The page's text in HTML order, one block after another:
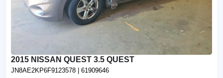
2015 NISSAN QUEST 3.5 QUEST
JN8AE2KP6F9123578 | 61909646